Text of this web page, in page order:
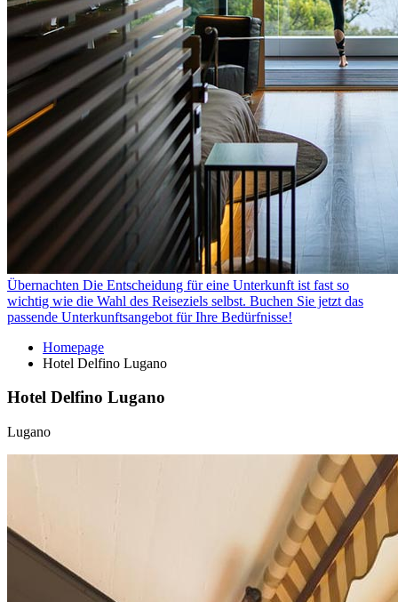
Übernachten Die Entscheidung für eine Unterkunft ist fast so
wichtig wie die Wahl des Reiseziels selbst. Buchen Sie jetzt das
passende Unterkunftsangebot für Ihre Bedürfnisse!
Homepage
Hotel Delfino Lugano
Hotel Delfino Lugano
Lugano